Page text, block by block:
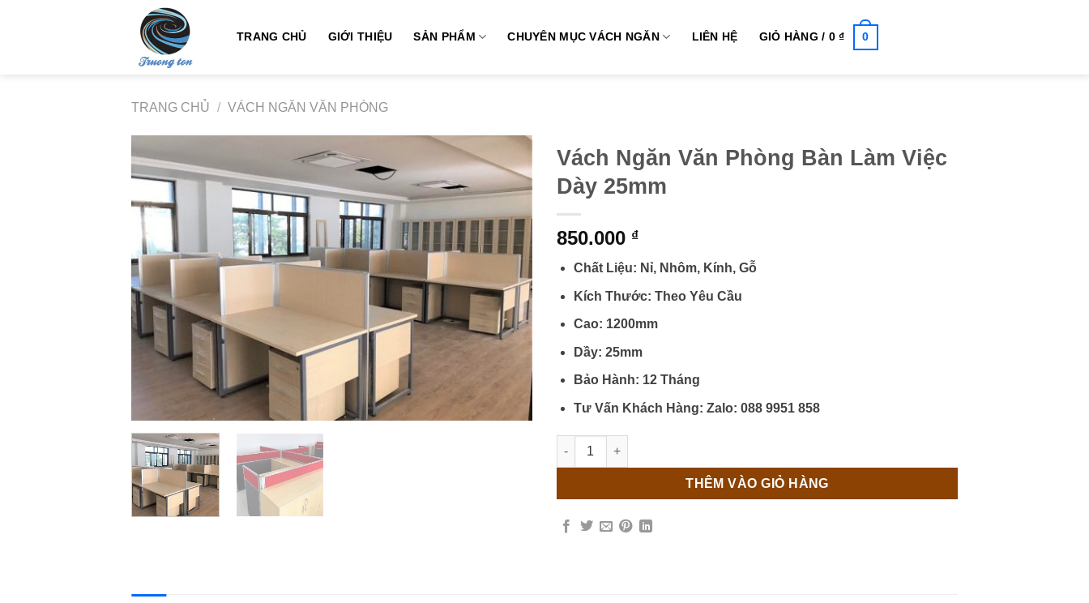
TRANG CHỦ GIỚI THIỆU SẢN PHẨM CHUYÊN MỤC VÁCH NGĂN LIÊN HỆ GIỎ HÀNG / 0₫ 0
TRANG CHỦ / VÁCH NGĂN VĂN PHÒNG
Vách Ngăn Văn Phòng Bàn Làm Việc
Dày 25mm
850.000 ₫
Chất Liệu: Nỉ, Nhôm, Kính, Gỗ
Kích Thước: Theo Yêu Cầu
Cao: 1200mm
Dầy: 25mm
Bảo Hành: 12 Tháng
Tư Vấn Khách Hàng: Zalo: 088 9951 858
Vách Ngăn Văn Phòng Bàn Làm Việc Dày 25mm số lượng
THÊM VÀO GIỎ HÀNG